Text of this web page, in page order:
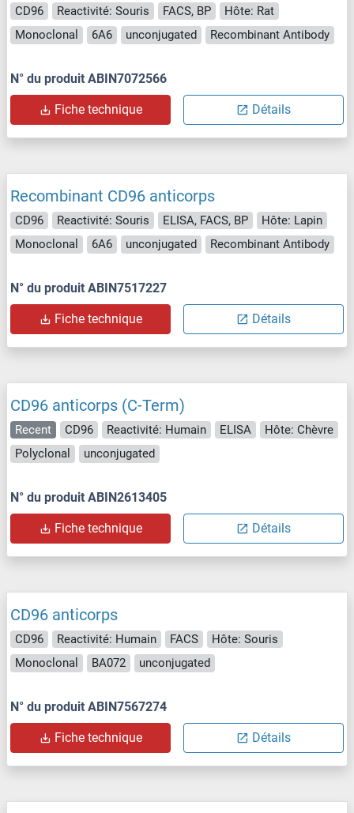
CD96 Reactivité: Souris FACS, BP
Hôte: Rat
Monoclonal
6A6 unconjugated Recombinant Antibody
N° du produit ABIN7072566
Fiche technique Détails
Recombinant CD96 anticorps
CD96 Reactivité: Souris ELISA, FACS, BP
Hôte: Lapin
Monoclonal
6A6 unconjugated Recombinant Antibody
N° du produit ABIN7517227
Fiche technique Détails
CD96 anticorps (C-Term)
Recent CD96 Reactivité: Humain ELISA
Hôte: Chèvre
Polyclonal
unconjugated
N° du produit ABIN2613405
Fiche technique Détails
CD96 anticorps
CD96 Reactivité: Humain FACS
Hôte: Souris
Monoclonal
BA072 unconjugated
N° du produit ABIN7567274
Fiche technique Détails